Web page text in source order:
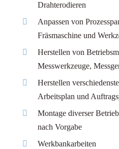
Drahterodieren
Anpassen von
Fräsmaschine und
Herstellen von
Messwerkzeuge,
Herstellen
Arbeitsplan und
Montage diverser
nach Vorgabe
Werkbankarbeiten